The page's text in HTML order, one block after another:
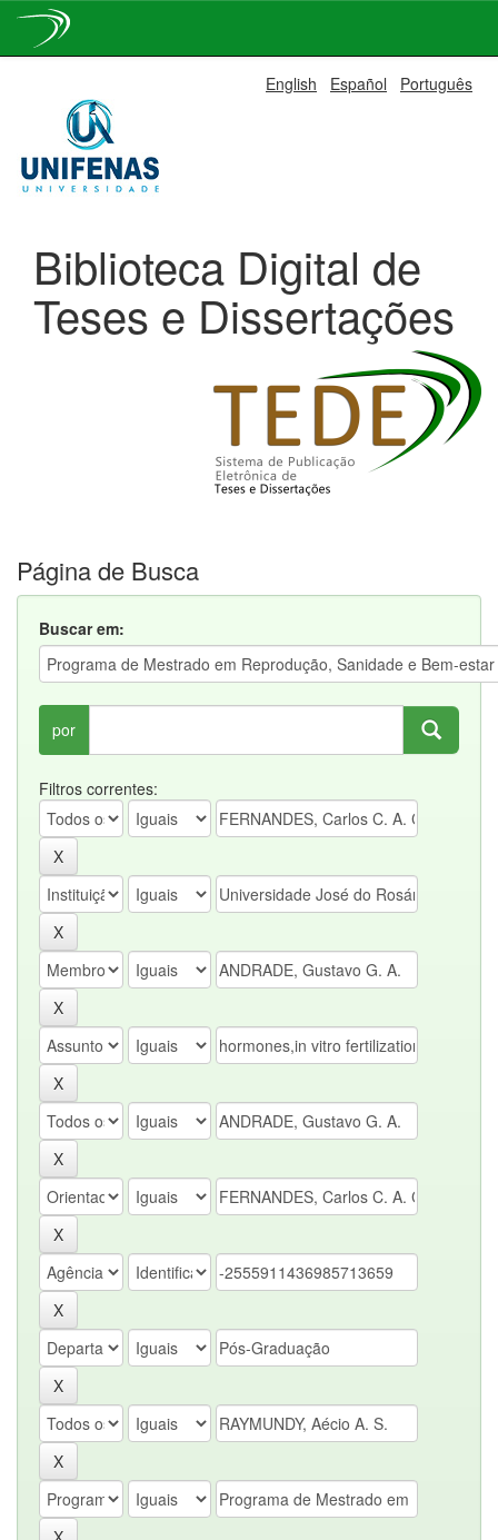
navigation
English Español Português
Biblioteca Digital de
Teses e Dissertações
Página de Busca
Buscar em:
por
Filtros correntes: